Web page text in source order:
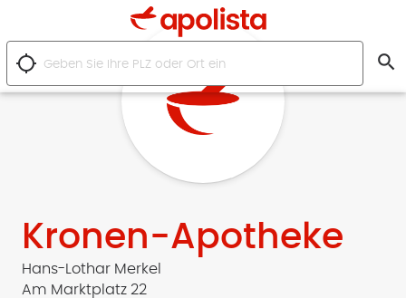
location_searching search
Kronen-Apotheke
Hans-Lothar Merkel
Am Marktplatz 22